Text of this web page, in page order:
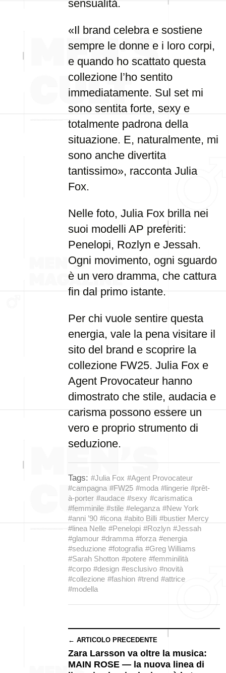
sensualità.
«Il brand celebra e sostiene
sempre le donne e i loro corpi,
e quando ho scattato questa
collezione l’ho sentito
immediatamente. Sul set mi
sono sentita forte, sexy e
totalmente padrona della
situazione. E, naturalmente, mi
sono anche divertita
tantissimo», racconta Julia
Fox.
Nelle foto, Julia Fox brilla nei
suoi modelli AP preferiti:
Penelopi, Rozlyn e Jessah.
Ogni movimento, ogni sguardo
è un vero dramma, che cattura
fin dal primo istante.
Per chi vuole sentire questa
energia, vale la pena visitare il
sito del brand e scoprire la
collezione FW25. Julia Fox e
Agent Provocateur hanno
dimostrato che stile, audacia e
carisma possono essere un
vero e proprio strumento di
seduzione.
Tags: #Julia Fox #Agent Provocateur
#campagna #FW25 #moda #lingerie #prêt-
à-porter #audace #sexy #carismatica
#femminile #stile #eleganza #New York
#anni ’90 #icona #abito Billi #bustier Mercy
#linea Nelle #Penelopi #Rozlyn #Jessah
#glamour #dramma #forza #energia
#seduzione #fotografia #Greg Williams
#Sarah Shotton #potere #femminilità
#corpo #design #esclusivo #novità
#collezione #fashion #trend #attrice
#modella
← ARTICOLO PRECEDENTE
Zara Larsson va oltre la musica:
MAIN ROSE — la nuova linea di